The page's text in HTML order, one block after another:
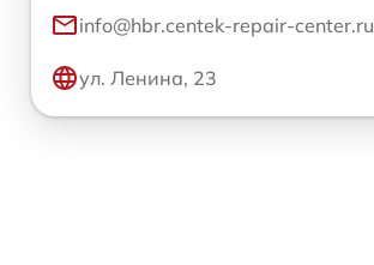
info@hbr.centek-repair-center.ru
ул. Ленина, 23